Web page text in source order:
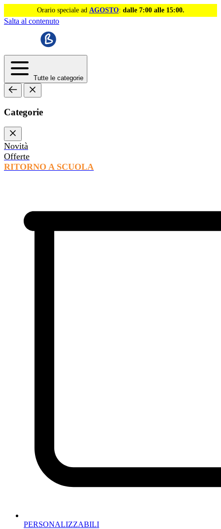
Orario speciale ad AGOSTO: dalle 7:00 alle 15:00.
Salta al contenuto
Tutte le categorie
Categorie
Novità
Offerte
RITORNO A SCUOLA
PERSONALIZZABILI